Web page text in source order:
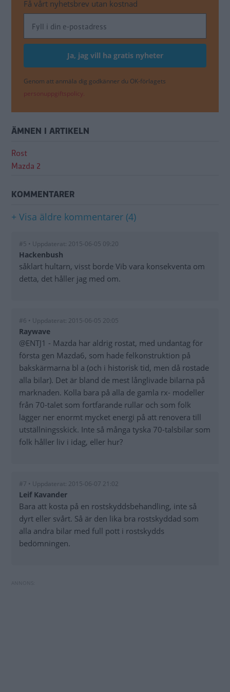
Få vårt nyhetsbrev utan kostnad
Genom att anmäla dig godkänner du OK-förlagets
personuppgiftspolicy.
ÄMNEN I ARTIKELN
Rost
Mazda 2
KOMMENTARER
+ Visa äldre kommentarer (4)
#5 • Uppdaterat: 2015-06-05 09:20
Hackenbush
såklart hultarn, visst borde Vib vara konsekventa om
detta, det håller jag med om.
#6 • Uppdaterat: 2015-06-05 20:05
Raywave
@ENTJ1 - Mazda har aldrig rostat, med undantag för
första gen Mazda6, som hade felkonstruktion på
bakskärmarna bl a (och i historisk tid, men då rostade
alla bilar). Det är bland de mest långlivade bilarna på
marknaden. Kolla bara på alla de gamla rx- modeller
från 70-talet som fortfarande rullar och som folk
lägger ner enormt mycket energi på att renovera till
utställningsskick. Inte så många tyska 70-talsbilar som
folk håller liv i idag, eller hur?
#7 • Uppdaterat: 2015-06-07 21:02
Leif Kavander
Bara att kosta på en rostskyddsbehandling, inte så
dyrt eller svårt. Så är den lika bra rostskyddad som
alla andra bilar med full pott i rostskydds
bedömningen.